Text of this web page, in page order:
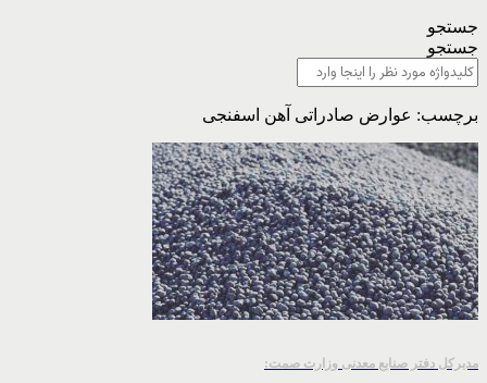
جستجو
جستجو
برچسب: عوارض صادراتی آهن اسفنجی
مدیرکل دفتر صنایع معدنی وزارت صمت: